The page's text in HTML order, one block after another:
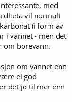
med
vil normalt
(i form av
i vannet - men det
om borevann.
om vannet enn
ei god
det jo til mer enn